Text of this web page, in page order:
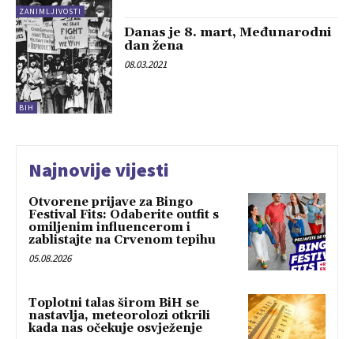
ZANIMLJIVOSTI
BIH
Danas je 8. mart, Međunarodni
dan žena
08.03.2021
Najnovije vijesti
Otvorene prijave za Bingo
Festival Fits: Odaberite outfit s
omiljenim influencerom i
zablistajte na Crvenom tepihu
05.08.2026
Toplotni talas širom BiH se
nastavlja, meteorolozi otkrili
kada nas očekuje osvježenje